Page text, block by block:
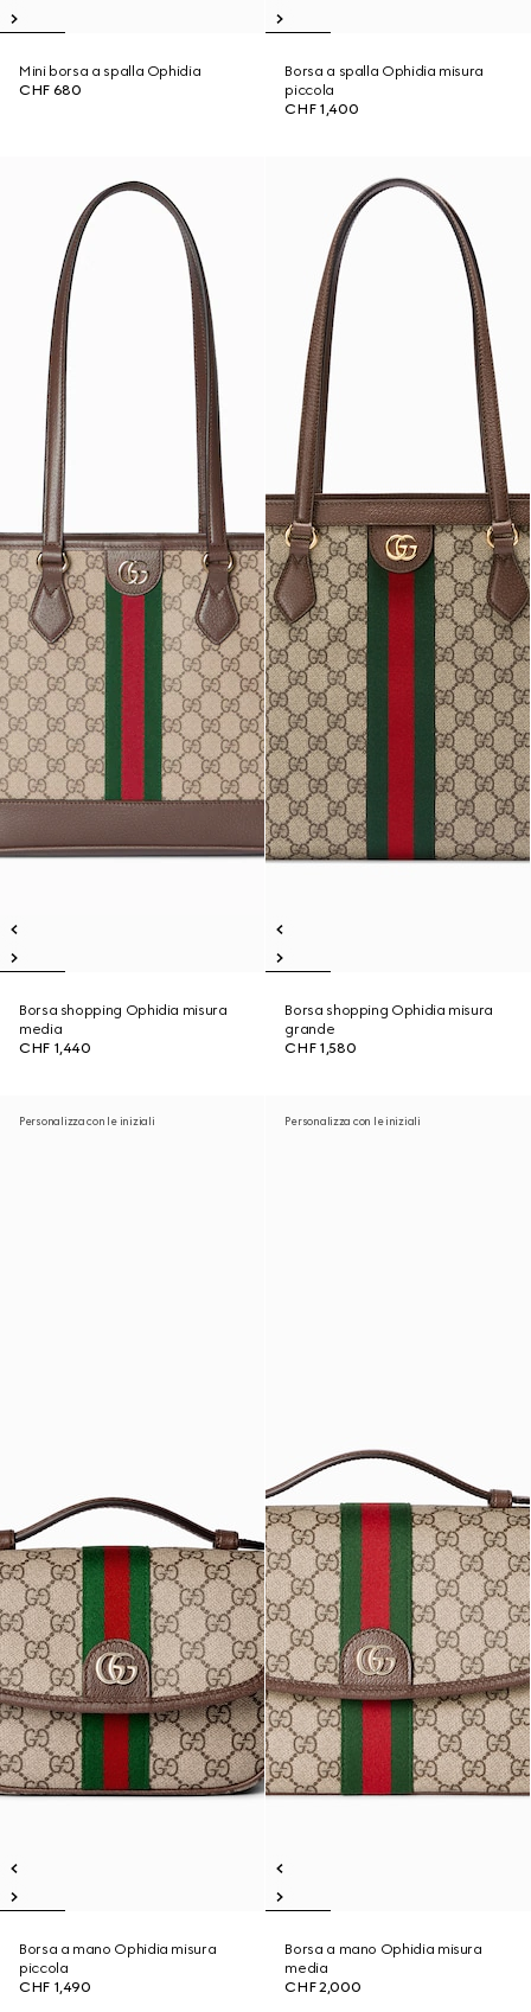
Mini borsa a spalla Ophidia
CHF 680
Borsa a spalla Ophidia misura
piccola
CHF 1,400
Borsa shopping Ophidia misura
media
CHF 1,440
Borsa shopping Ophidia misura
grande
CHF 1,580
Personalizza con le iniziali
Borsa a mano Ophidia misura
piccola
CHF 1,490
Personalizza con le iniziali
Borsa a mano Ophidia misura
media
CHF 2,000